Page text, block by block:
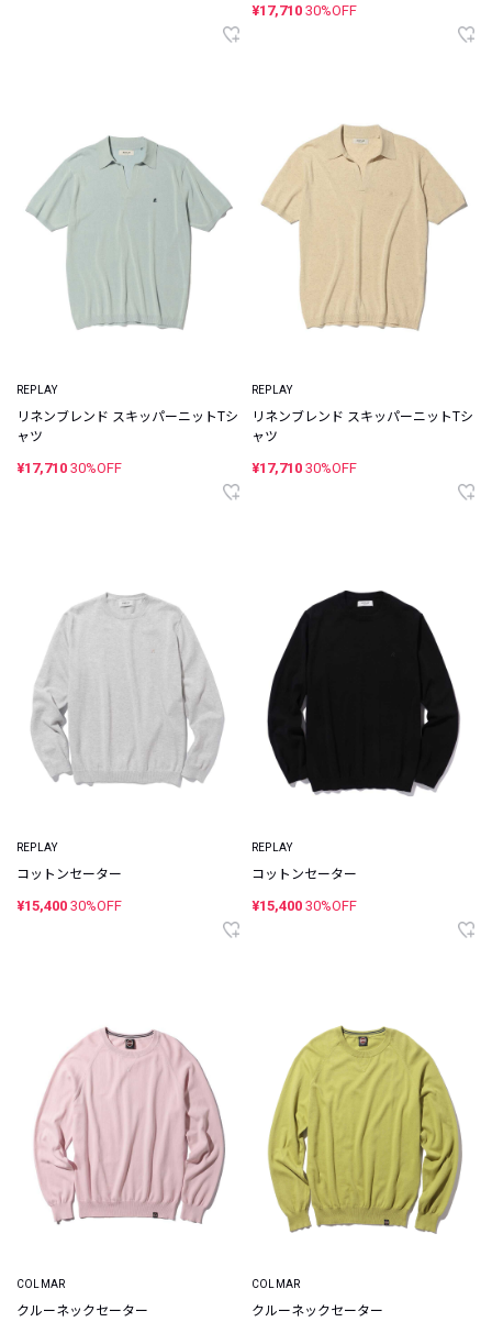
¥17,710 30%OFF
REPLAY
リネンブレンド スキッパーニットTシ
ャツ
¥17,710 30%OFF
REPLAY
リネンブレンド スキッパーニットTシ
ャツ
¥17,710 30%OFF
REPLAY
コットンセーター
¥15,400 30%OFF
REPLAY
コットンセーター
¥15,400 30%OFF
COLMAR
クルーネックセーター
COLMAR
クルーネックセーター